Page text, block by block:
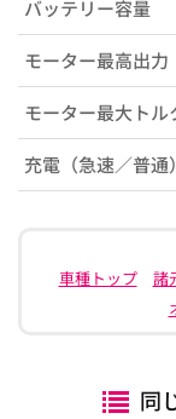
バッテリー容量
モーター最高出力
モーター最大トル
充電（急速／普通）
車種トップ
諸
同